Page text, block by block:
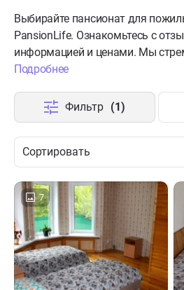
Выбирайте пансионат для
PansionLife. Ознакомьтесь с
информацией и ценами. Мы
Подробнее
Сортировать
Фильтр (1)
7